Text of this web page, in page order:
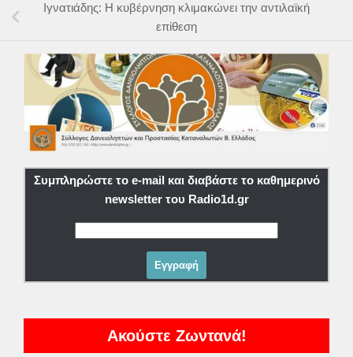
Ιγνατιάδης: Η κυβέρνηση κλιμακώνει την αντιλαϊκή
επίθεση
Συμπληρώστε το e-mail και διαβάστε το καθημερινό
newsletter του Radio1d.gr
Ακούστε Ζωντανά!